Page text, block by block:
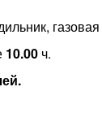
10.00 ч.